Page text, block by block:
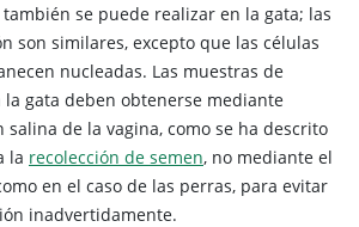
se puede realizar en la gata; las
son similares, excepto que las células
nucleadas. Las muestras de
gata deben obtenerse mediante
salina de la vagina, como se ha descrito
la recolección de semen, no mediante el
en el caso de las perras, para evitar
inadvertidamente.